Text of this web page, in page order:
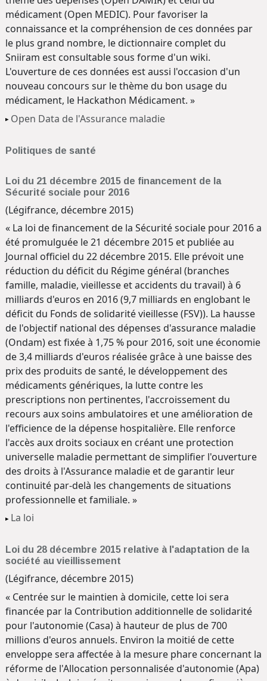
médicament (Open MEDIC). Pour favoriser la
connaissance et la compréhension de ces données par
le plus grand nombre, le dictionnaire complet du
Sniiram est consultable sous forme d'un wiki.
L'ouverture de ces données est aussi l'occasion d'un
nouveau concours sur le thème du bon usage du
médicament, le Hackathon Médicament. »
Open Data de l'Assurance maladie
Politiques de santé
Loi du 21 décembre 2015 de financement de la
Sécurité sociale pour 2016
(Légifrance, décembre 2015)
« La loi de financement de la Sécurité sociale pour 2016 a
été promulguée le 21 décembre 2015 et publiée au
Journal officiel du 22 décembre 2015. Elle prévoit une
réduction du déficit du Régime général (branches
famille, maladie, vieillesse et accidents du travail) à 6
milliards d'euros en 2016 (9,7 milliards en englobant le
déficit du Fonds de solidarité vieillesse (FSV)). La hausse
de l'objectif national des dépenses d'assurance maladie
(Ondam) est fixée à 1,75 % pour 2016, soit une économie
de 3,4 milliards d'euros réalisée grâce à une baisse des
prix des produits de santé, le développement des
médicaments génériques, la lutte contre les
prescriptions non pertinentes, l'accroissement du
recours aux soins ambulatoires et une amélioration de
l'efficience de la dépense hospitalière. Elle renforce
l'accès aux droits sociaux en créant une protection
universelle maladie permettant de simplifier l'ouverture
des droits à l'Assurance maladie et de garantir leur
continuité par-delà les changements de situations
professionnelle et familiale. »
La loi
Loi du 28 décembre 2015 relative à l'adaptation de la
société au vieillissement
(Légifrance, décembre 2015)
« Centrée sur le maintien à domicile, cette loi sera
financée par la Contribution additionnelle de solidarité
pour l'autonomie (Casa) à hauteur de plus de 700
millions d'euros annuels. Environ la moitié de cette
enveloppe sera affectée à la mesure phare concernant la
réforme de l'Allocation personnalisée d'autonomie (Apa)